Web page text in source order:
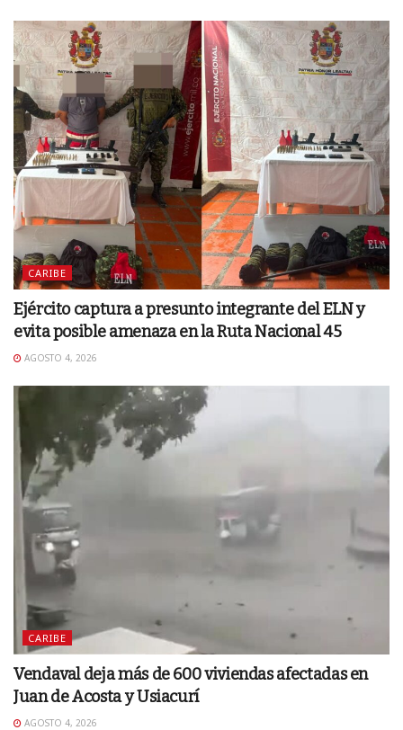
CARIBE
Ejército captura a presunto integrante del ELN y
evita posible amenaza en la Ruta Nacional 45
AGOSTO 4, 2026
CARIBE
Vendaval deja más de 600 viviendas afectadas en
Juan de Acosta y Usiacurí
AGOSTO 4, 2026